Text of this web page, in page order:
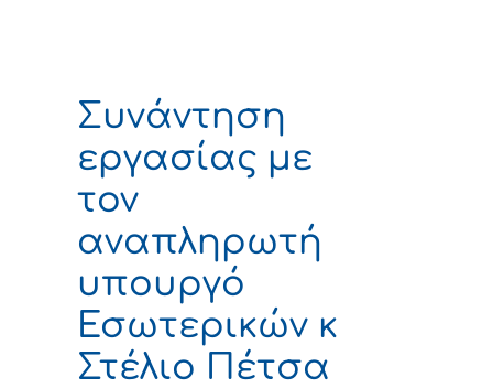
Συνάντηση
εργασίας με
τον
αναπληρωτή
υπουργό
Εσωτερικών κ
Στέλιο Πέτσα